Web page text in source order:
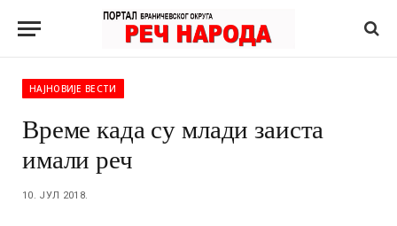
НАЈНОВИЈЕ ВЕСТИ
Време када су млади заиста
имали реч
10. ЈУЛ 2018.